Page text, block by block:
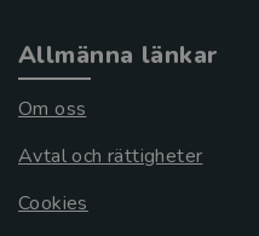
Allmänna länkar
Om oss
Avtal och rättigheter
Cookies